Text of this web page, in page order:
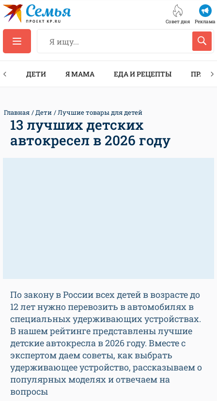
Совет дня Реклама
ДЕТИ Я МАМА ЕДА И РЕЦЕПТЫ
Главная Дети Лучшие товары для детей
13 лучших детских
автокресел в 2026 году
По закону в России всех детей в возрасте до
12 лет нужно перевозить в автомобилях в
специальных удерживающих устройствах.
В нашем рейтинге представлены лучшие
детские автокресла в 2026 году. Вместе с
экспертом даем советы, как выбрать
удерживающее устройство, рассказываем о
популярных моделях и отвечаем на
вопросы